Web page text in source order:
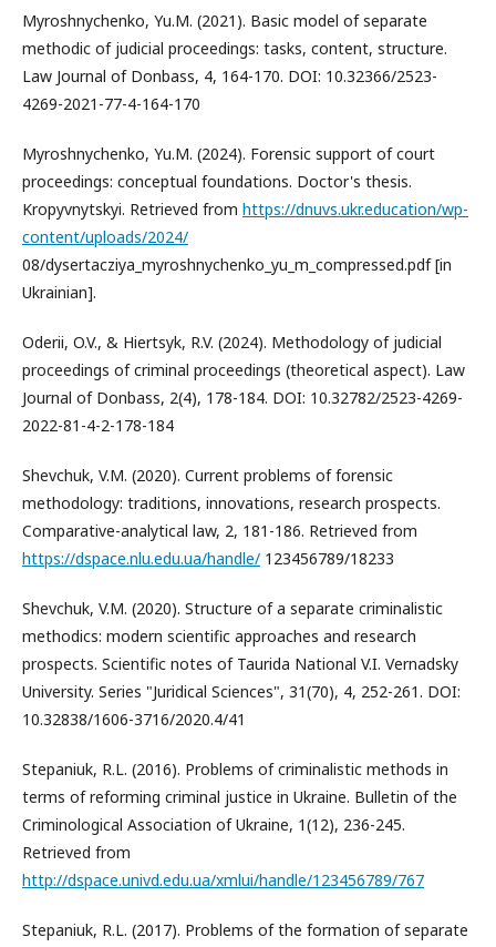
Myroshnychenko, Yu.M. (2021). Basic model of separate
methodic of judicial proceedings: tasks, content, structure.
Law Journal of Donbass, 4, 164-170. DOI: 10.32366/2523-
4269-2021-77-4-164-170
Myroshnychenko, Yu.M. (2024). Forensic support of court
proceedings: conceptual foundations. Doctor's thesis.
Kropyvnytskyi. Retrieved from https://dnuvs.ukr.education/wp-
content/uploads/2024/
08/dysertacziya_myroshnychenko_yu_m_compressed.pdf [in
Ukrainian].
Oderii, O.V., & Hiertsyk, R.V. (2024). Methodology of judicial
proceedings of criminal proceedings (theoretical aspect). Law
Journal of Donbass, 2(4), 178-184. DOI: 10.32782/2523-4269-
2022-81-4-2-178-184
Shevchuk, V.M. (2020). Current problems of forensic
methodology: traditions, innovations, research prospects.
Comparative-analytical law, 2, 181-186. Retrieved from
https://dspace.nlu.edu.ua/handle/ 123456789/18233
Shevchuk, V.M. (2020). Structure of a separate criminalistic
methodics: modern scientific approaches and research
prospects. Scientific notes of Taurida National V.I. Vernadsky
University. Series "Juridical Sciences", 31(70), 4, 252-261. DOI:
10.32838/1606-3716/2020.4/41
Stepaniuk, R.L. (2016). Problems of criminalistic methods in
terms of reforming criminal justice in Ukraine. Bulletin of the
Criminological Association of Ukraine, 1(12), 236-245.
Retrieved from
http://dspace.univd.edu.ua/xmlui/handle/123456789/767
Stepaniuk, R.L. (2017). Problems of the formation of separate